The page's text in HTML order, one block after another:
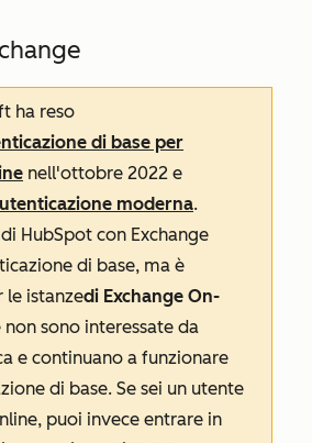
ha reso
di base per
nell'ottobre 2022 e
moderna.
HubSpot con Exchange
di base, ma è
istanzedi Exchange On-
non sono interessate da
e continuano a funzionare
di base. Se sei un utente
puoi invece entrare in